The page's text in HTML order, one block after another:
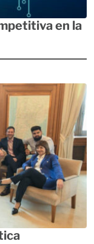
en la